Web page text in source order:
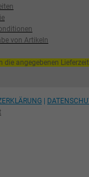
von Artikeln
angegebenen